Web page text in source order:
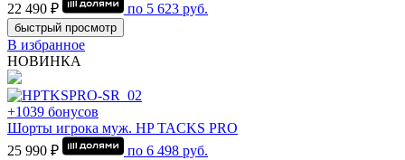
22 490 ₽
по 5 623 руб.
быстрый просмотр
В избранное
НОВИНКА
+1039 бонусов
Шорты игрока муж. HP TACKS PRO
25 990 ₽
по 6 498 руб.